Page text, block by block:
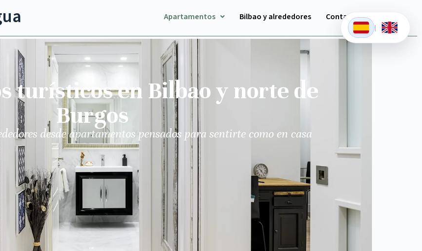
Apartamentos Bilbao y alrededores Contacto
turísticos en Bilbao y norte de
Burgos
desde apartamentos pensados para sentirte como en casa
|